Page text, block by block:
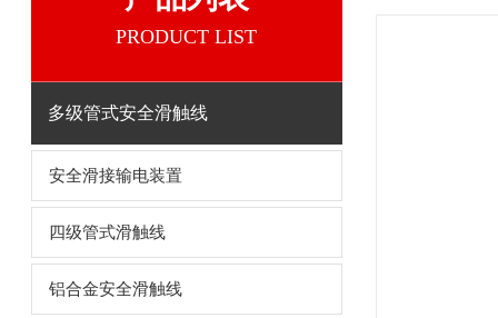
PRODUCT LIST
多级管式安全滑触线
安全滑接输电装置
四级管式滑触线
铝合金安全滑触线